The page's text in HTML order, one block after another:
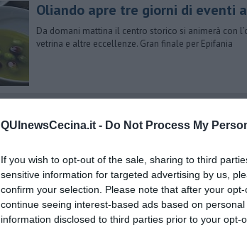
QUInewsCecina.it - Do Not Process My
If you wish to opt-out of the sale, sharing to third
sensitive information for targeted advertising by us,
confirm your selection. Please note that after your
continue seeing interest-based ads based on
information disclosed to third parties prior to your opt-
Oliando apre tre giorni di eventi
Da domani mattina il centro storico si animerà con
vetrina e altre eccellenze. Gran finale per Epifania
SABATO06
Natale in collina, paese in festa
aperti, luci, musica, presepi e stand gastronomici
DOMENICA28